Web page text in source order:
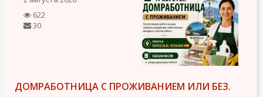
622
30
ДОМРАБОТНИЦА С ПРОЖИВАНИЕМ ИЛИ БЕЗ.